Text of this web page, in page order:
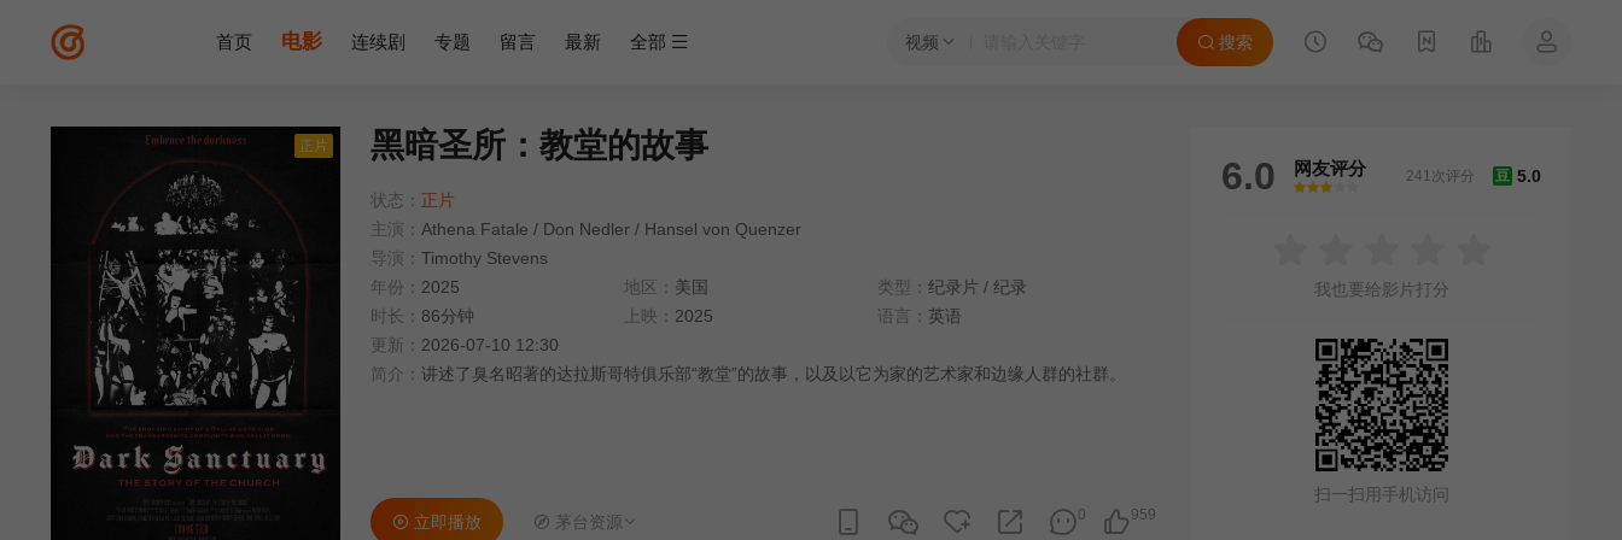
视频 搜索
首页 电影 连续剧 专题 留言 最新 全部
正片 黑暗圣所：教堂的故事
状态： 正片
主演： Athena Fatale / Don Nedler / Hansel von Quenzer
导演： Timothy Stevens
年份： 2025 地区： 美国 类型： 纪录片 / 纪录
时长： 86分钟 上映： 2025 语言： 英语
更新： 2026-07-10 12:30
简介： 讲述了臭名昭著的达拉斯哥特俱乐部“教堂”的故事，以及以它为家的艺术家和边缘人群的社群。
959
0
立即播放 茅台资源
6.0 网友评分
很差
较差还行推荐力荐
豆 5.0
241次评分
我也要给影片打分
扫一扫用手机访问